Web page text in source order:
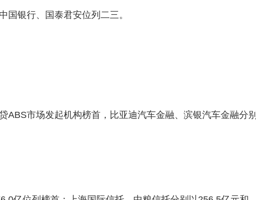
国银行、国泰君安位列二三。
ABS市场发起机构榜首，比亚迪汽车金融、滨银汽车金融分别